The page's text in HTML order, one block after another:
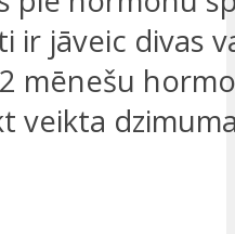
ir jāveic divas
mēnešu
veikta